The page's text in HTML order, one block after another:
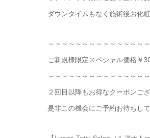
ダウンタイムもなく施術後お化
～～～～～～～～～～～～～～
ご新規様限定スペシャル価格￥
～～～～～～～～～～～～～～
２回目以降もお得なクーポンござ
是非この機会にご予約お待ちし